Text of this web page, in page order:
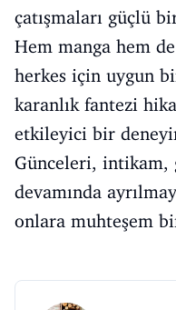
çatışmaları güçlü
Hem manga hem
herkes için uygun
karanlık fantezi
etkileyici bir
Günceleri, intikam,
devamında
onlara muhteşem